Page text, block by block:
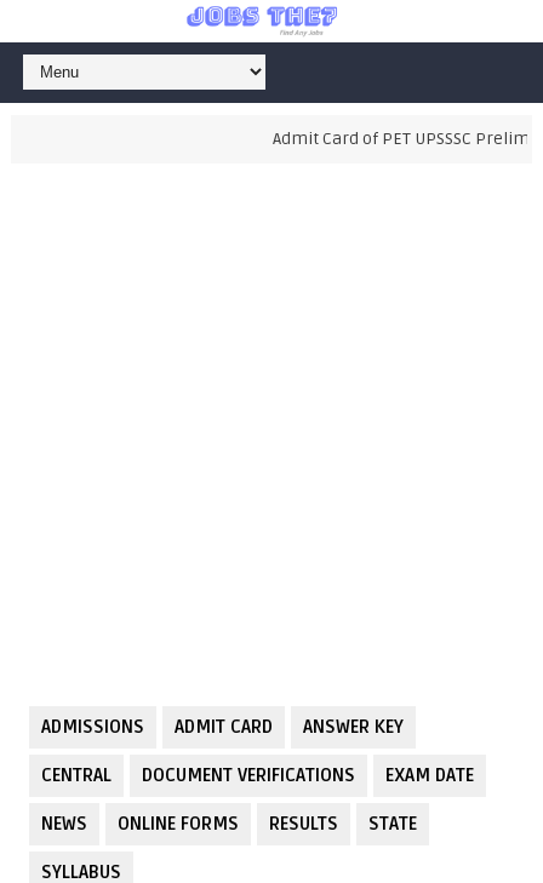
Admit Card of PET UPSSSC
ADMISSIONS ADMIT CARD ANSWER KEY
CENTRAL DOCUMENT VERIFICATIONS EXAM DATE
NEWS ONLINE FORMS RESULTS STATE
SYLLABUS